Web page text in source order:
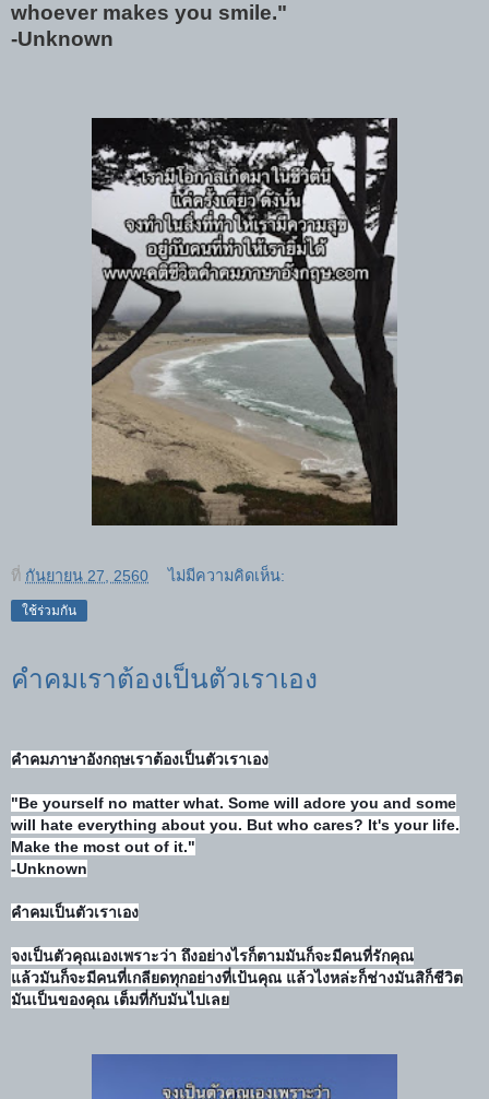
whoever makes you smile."
-Unknown
ที่ กันยายน 27, 2560 ไม่มีความคิดเห็น:
ใช้ร่วมกัน
คำคมเราต้องเป็นตัวเราเอง
คำคมภาษาอังกฤษเราต้องเป็นตัวเราเอง
"Be yourself no matter what. Some will adore you and some
will hate everything about you. But who cares? It's your life.
Make the most out of it."
-Unknown
คำคมเป็นตัวเราเอง
จงเป็นตัวคุณเองเพราะว่า ถึงอย่างไรก็ตามมันก็จะมีคนที่รักคุณ
แล้วมันก็จะมีคนที่เกลียดทุกอย่างที่เป้นคุณ แล้วไงหล่ะก็ช่างมันสิก็ชีวิต
มันเป็นของคุณ เต็มที่กับมันไปเลย